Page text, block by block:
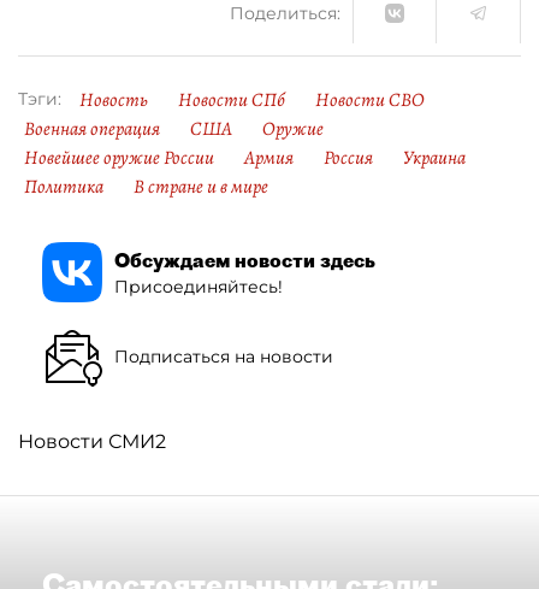
Поделиться:
Тэги: Новость Новости СПб
Новости СВО
Военная операция
США
Оружие
Новейшее оружие России
Армия Россия
Украина
Политика
В стране и в мире
Обсуждаем новости здесь
Присоединяйтесь!
Подписаться на новости
Новости СМИ2